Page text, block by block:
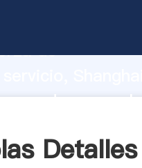
de
crea el
Detalles